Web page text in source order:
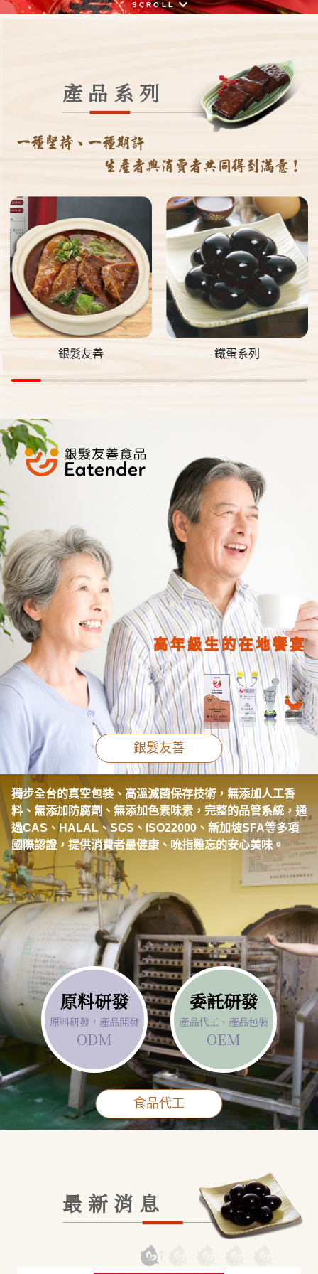
SCROLLkeyboard_arrow_down
產品系列
銀髮友善 鐵蛋系列
高年級生的在地饗宴
銀髮友善
獨步全台的真空包裝、高溫滅菌保存技術，無添加人工香
料、無添加防腐劑、無添加色素味素，完整的品管系統，通
過CAS、HALAL、SGS、ISO22000、新加坡SFA等多項
國際認證，提供消費者最健康、吮指難忘的安心美味。
原料研發
原料研發，產品開發
ODM
委託研發
產品代工、產品包裝
OEM
食品代工
最新消息